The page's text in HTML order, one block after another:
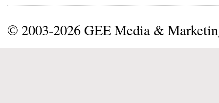
© 2003-2026 GEE Media &